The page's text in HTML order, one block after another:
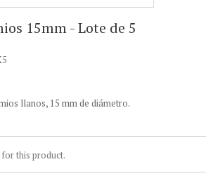
15mm - Lote de 5
llanos, 15 mm de diámetro.
this product.